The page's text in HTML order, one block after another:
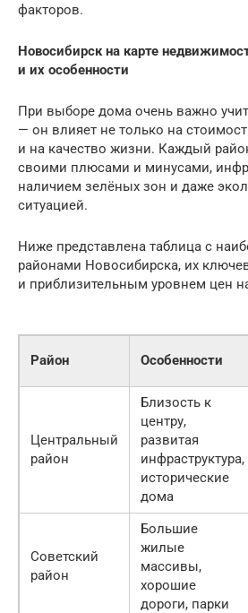
факторов.
Новосибирск на карте
и их особенности
При выборе дома очень важно
— он влияет не только на
и на качество жизни. Каждый
своими плюсами и минусами,
наличием зелёных зон и даже
ситуацией.
Ниже представлена таблица с
районами Новосибирска, их
и приблизительным уровнем цен
Район Особенности
Центральный
район
Близость к
центру,
развитая
инфраструктура,
исторические
дома
Советский
район
Большие
жилые
массивы,
хорошие
дороги, парки